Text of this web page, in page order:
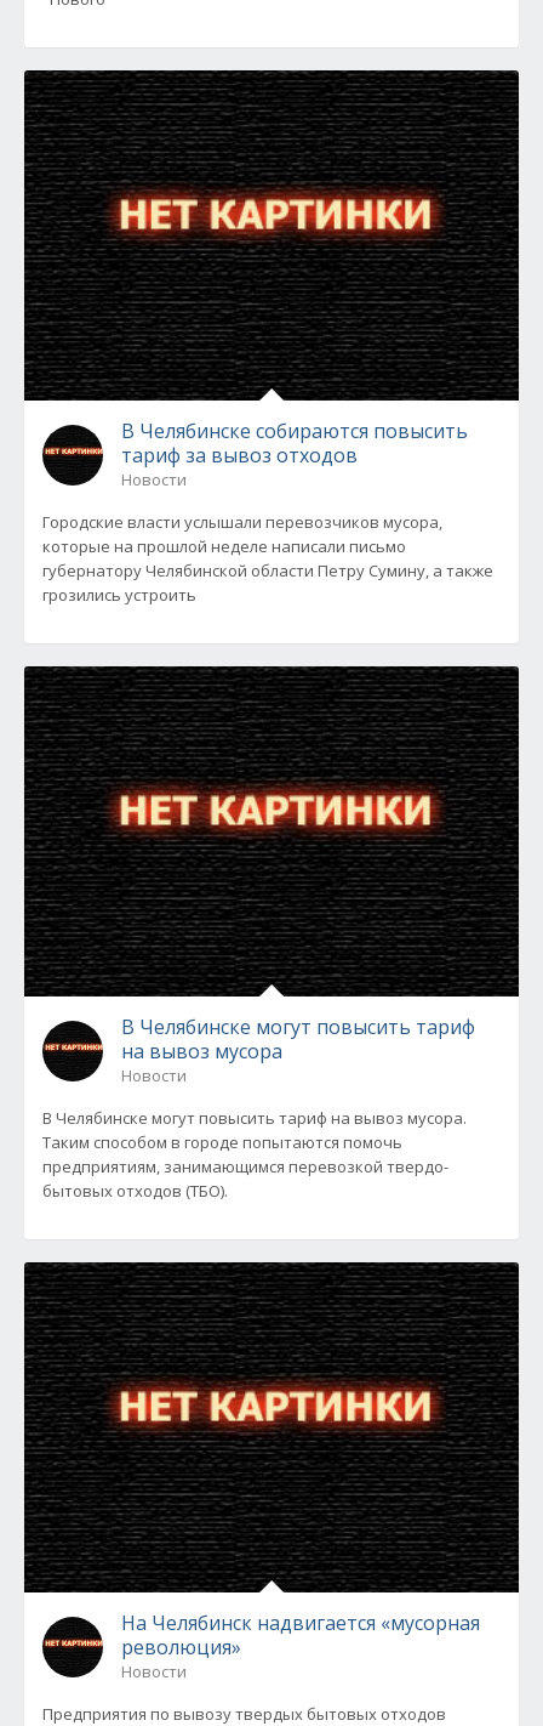
В Челябинске собираются повысить
тариф за вывоз отходов
Новости
Городские власти услышали перевозчиков мусора,
которые на прошлой неделе написали письмо
губернатору Челябинской области Петру Сумину, а также
грозились устроить
В Челябинске могут повысить тариф
на вывоз мусора
Новости
В Челябинске могут повысить тариф на вывоз мусора.
Таким способом в городе попытаются помочь
предприятиям, занимающимся перевозкой твердо-
бытовых отходов (ТБО).
На Челябинск надвигается «мусорная
революция»
Новости
Предприятия по вывозу твердых бытовых отходов